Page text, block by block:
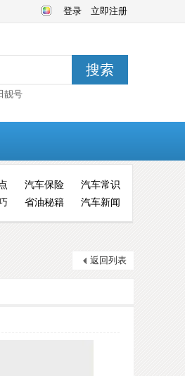
登录 立即注册
搜索
靓号
汽车保险
汽车常识
省油秘籍 汽车新闻
返回列表